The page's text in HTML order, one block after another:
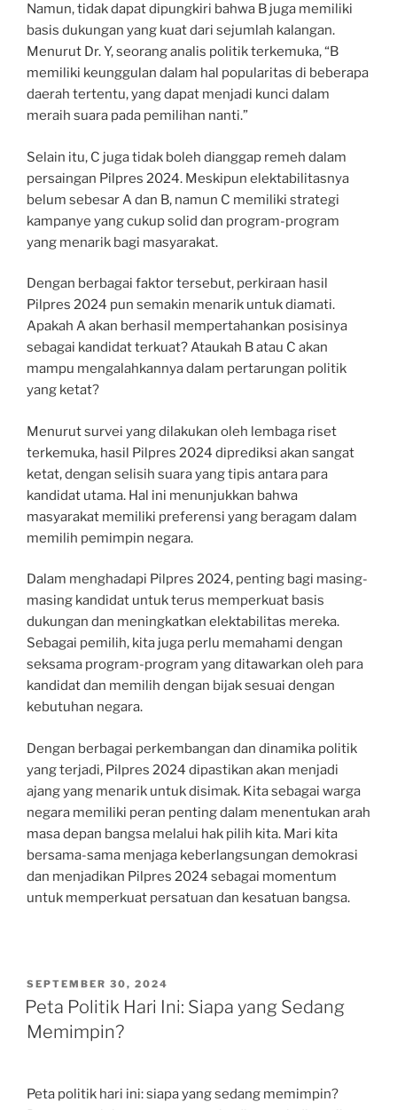
Namun, tidak dapat dipungkiri bahwa B juga memiliki
basis dukungan yang kuat dari sejumlah kalangan.
Menurut Dr. Y, seorang analis politik terkemuka, “B
memiliki keunggulan dalam hal popularitas di beberapa
daerah tertentu, yang dapat menjadi kunci dalam
meraih suara pada pemilihan nanti.”
Selain itu, C juga tidak boleh dianggap remeh dalam
persaingan Pilpres 2024. Meskipun elektabilitasnya
belum sebesar A dan B, namun C memiliki strategi
kampanye yang cukup solid dan program-program
yang menarik bagi masyarakat.
Dengan berbagai faktor tersebut, perkiraan hasil
Pilpres 2024 pun semakin menarik untuk diamati.
Apakah A akan berhasil mempertahankan posisinya
sebagai kandidat terkuat? Ataukah B atau C akan
mampu mengalahkannya dalam pertarungan politik
yang ketat?
Menurut survei yang dilakukan oleh lembaga riset
terkemuka, hasil Pilpres 2024 diprediksi akan sangat
ketat, dengan selisih suara yang tipis antara para
kandidat utama. Hal ini menunjukkan bahwa
masyarakat memiliki preferensi yang beragam dalam
memilih pemimpin negara.
Dalam menghadapi Pilpres 2024, penting bagi masing-
masing kandidat untuk terus memperkuat basis
dukungan dan meningkatkan elektabilitas mereka.
Sebagai pemilih, kita juga perlu memahami dengan
seksama program-program yang ditawarkan oleh para
kandidat dan memilih dengan bijak sesuai dengan
kebutuhan negara.
Dengan berbagai perkembangan dan dinamika politik
yang terjadi, Pilpres 2024 dipastikan akan menjadi
ajang yang menarik untuk disimak. Kita sebagai warga
negara memiliki peran penting dalam menentukan arah
masa depan bangsa melalui hak pilih kita. Mari kita
bersama-sama menjaga keberlangsungan demokrasi
dan menjadikan Pilpres 2024 sebagai momentum
untuk memperkuat persatuan dan kesatuan bangsa.
POSTED
ON
SEPTEMBER 30, 2024
Peta Politik Hari Ini: Siapa yang Sedang
Memimpin?
Peta politik hari ini: siapa yang sedang memimpin?